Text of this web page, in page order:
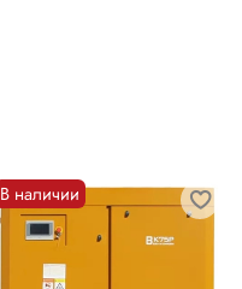
В наличии